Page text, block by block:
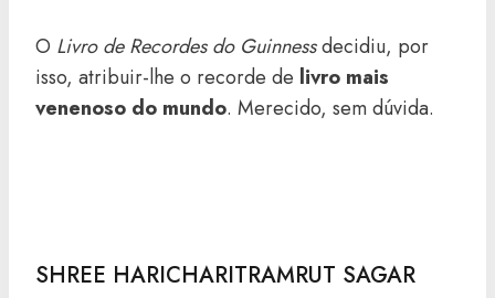
O Livro de Recordes do Guinnessdecidiu, por
isso, atribuir-lhe o recorde de livro mais
venenoso do mundo. Merecido, sem dúvida.
SHREE HARICHARITRAMRUT SAGAR